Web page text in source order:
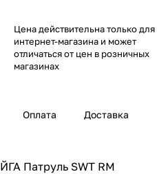
Цена действительна только для
интернет-магазина и может
отличаться от цен в розничных
магазинах
Оплата Доставка
Патруль SWT RM